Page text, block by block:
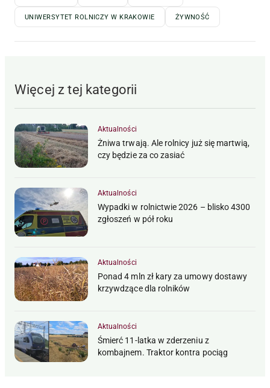
UNIWERSYTET ROLNICZY W KRAKOWIE ŻYWNOŚĆ
Więcej z tej kategorii
Aktualności
Żniwa trwają. Ale rolnicy już się martwią,
czy będzie za co zasiać
Aktualności
Wypadki w rolnictwie 2026 – blisko 4300
zgłoszeń w pół roku
Aktualności
Ponad 4 mln zł kary za umowy dostawy
krzywdzące dla rolników
Aktualności
Śmierć 11-latka w zderzeniu z
kombajnem. Traktor kontra pociąg